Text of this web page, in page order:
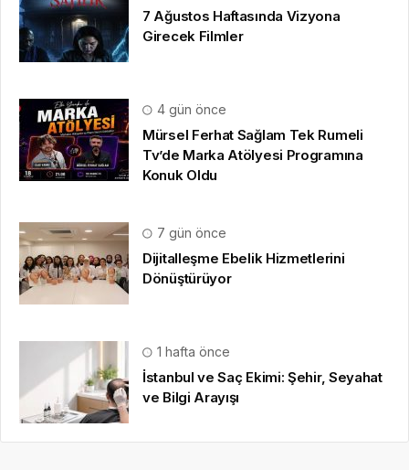
7 Ağustos Haftasında Vizyona
Girecek Filmler
4 gün önce
Mürsel Ferhat Sağlam Tek Rumeli
Tv’de Marka Atölyesi Programına
Konuk Oldu
7 gün önce
Dijitalleşme Ebelik Hizmetlerini
Dönüştürüyor
1 hafta önce
İstanbul ve Saç Ekimi: Şehir, Seyahat
ve Bilgi Arayışı